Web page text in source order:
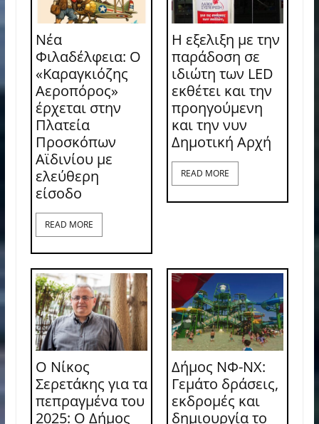
Νέα
Φιλαδέλφεια: Ο
«Καραγκιόζης
Αεροπόρος»
έρχεται στην
Πλατεία
Προσκόπων
Αϊδινίου με
ελεύθερη
είσοδο
READ MORE
Η εξελιξη με την
παράδοση σε
ιδιώτη των LED
εκθέτει και την
προηγούμενη
και την νυν
Δημοτική Αρχή
READ MORE
Ο Νίκος
Σερετάκης για τα
πεπραγμένα του
2025: Ο Δήμος
Δήμος ΝΦ-ΝΧ:
Γεμάτο δράσεις,
εκδρομές και
δημιουργία το